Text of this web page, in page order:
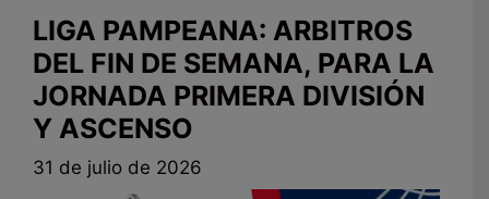
LIGA PAMPEANA: ARBITROS
DEL FIN DE SEMANA, PARA LA
JORNADA PRIMERA DIVISIÓN
Y ASCENSO
31 de julio de 2026